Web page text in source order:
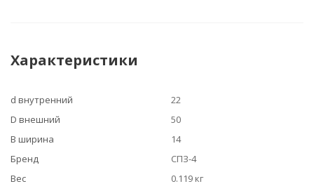
Характеристики
d внутренний
22
D внешний
50
B ширина
14
Бренд
СПЗ-4
Вес
0.119 кг